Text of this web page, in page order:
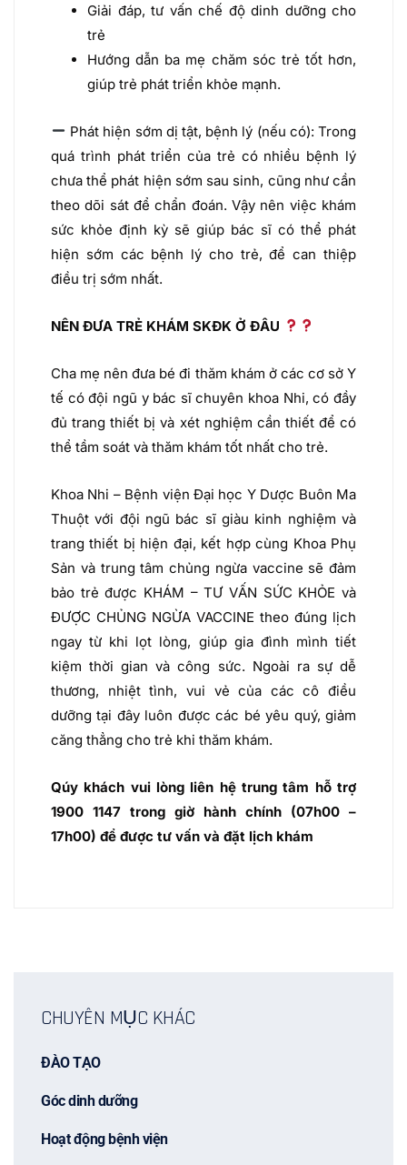
Giải đáp, tư vấn chế độ dinh dưỡng cho
trẻ
Hướng dẫn ba mẹ chăm sóc trẻ tốt hơn,
giúp trẻ phát triển khỏe mạnh.
Phát hiện sớm dị tật, bệnh lý (nếu có): Trong
quá trình phát triển của trẻ có nhiều bệnh lý
chưa thể phát hiện sớm sau sinh, cũng như cần
theo dõi sát để chẩn đoán. Vậy nên việc khám
sức khỏe định kỳ sẽ giúp bác sĩ có thể phát
hiện sớm các bệnh lý cho trẻ, để can thiệp
điều trị sớm nhất.
NÊN ĐƯA TRẺ KHÁM SKĐK Ở ĐÂU
Cha mẹ nên đưa bé đi thăm khám ở các cơ sở Y
tế có đội ngũ y bác sĩ chuyên khoa Nhi, có đầy
đủ trang thiết bị và xét nghiệm cần thiết để có
thể tầm soát và thăm khám tốt nhất cho trẻ.
Khoa Nhi – Bệnh viện Đại học Y Dược Buôn Ma
Thuột với đội ngũ bác sĩ giàu kinh nghiệm và
trang thiết bị hiện đại, kết hợp cùng Khoa Phụ
Sản và trung tâm chủng ngừa vaccine sẽ đảm
bảo trẻ được KHÁM – TƯ VẤN SỨC KHỎE và
ĐƯỢC CHỦNG NGỪA VACCINE theo đúng lịch
ngay từ khi lọt lòng, giúp gia đình mình tiết
kiệm thời gian và công sức. Ngoài ra sự dễ
thương, nhiệt tình, vui vẻ của các cô điều
dưỡng tại đây luôn được các bé yêu quý, giảm
căng thẳng cho trẻ khi thăm khám.
Qúy khách vui lòng liên hệ trung tâm hỗ trợ
1900 1147 trong giờ hành chính (07h00 –
17h00) để được tư vấn và đặt lịch khám
CHUYÊN MỤC KHÁC
ĐÀO TẠO
Góc dinh dưỡng
Hoạt động bệnh viện